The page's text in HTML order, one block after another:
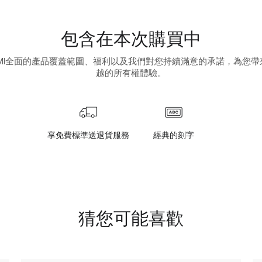
包含在本次購買中
全面的產品覆蓋範圍、福利以及我們對您持續滿意的承諾，為您帶
越的所有權體驗。
享免費標準送退貨服務 經典的刻字
猜您可能喜歡